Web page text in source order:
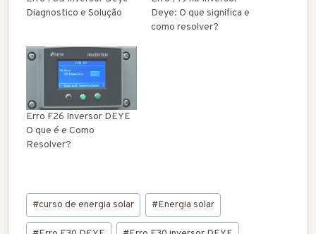
Diagnostico e Solução
Deye: O que significa e
como resolver?
Erro F26 Inversor DEYE
O que é e Como
Resolver?
Tags
do
#curso de energia solar #Energia solar